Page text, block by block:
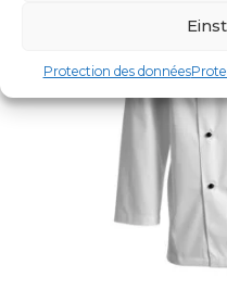
Protection des données